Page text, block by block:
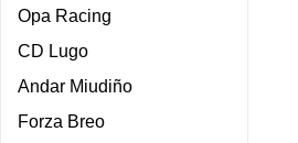
Opa Racing
CD Lugo
Andar Miudiño
Forza Breo